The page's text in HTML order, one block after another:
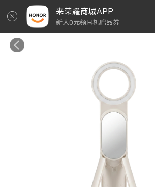
来荣耀商城APP
新人0元领耳机赠品券